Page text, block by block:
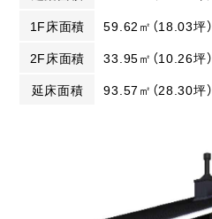
1F床面積
59.62㎡（18.03坪）
2F床面積
33.95㎡（10.26坪）
延床面積
93.57㎡（28.30坪）